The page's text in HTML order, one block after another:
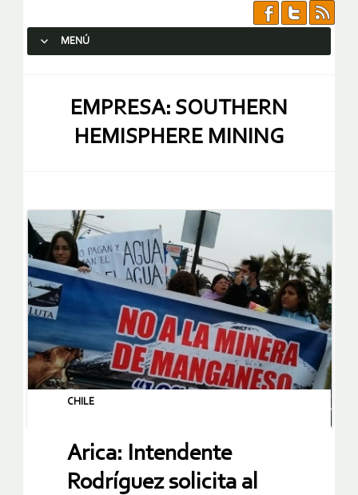
MENÚ
EMPRESA: SOUTHERN
HEMISPHERE MINING
CHILE
Arica: Intendente
Rodríguez solicita al